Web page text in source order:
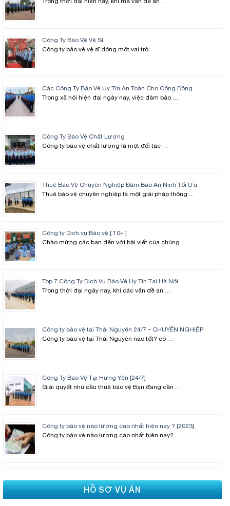
Công Ty Bảo Vệ Vệ Sĩ
Công ty bảo vệ vệ sĩ đóng một vai trò …
Các Công Ty Bảo Vệ Uy Tín An Toàn Cho Cộng Đồng
Trong xã hội hiện đại ngày nay, việc đảm bảo …
Công Ty Bảo Vệ Chất Lượng
Công ty bảo vệ chất lượng là một đối tác …
Thuê Bảo Vệ Chuyên Nghiệp Đảm Bảo An Ninh Tối Ưu
Thuê bảo vệ chuyên nghiệp là một giải pháp thông …
Công ty Dịch vụ Bảo vệ [ 10+ ]
Chào mừng các bạn đến với bài viết của chúng …
Top 7 Công Ty Dịch Vụ Bảo Vệ Uy Tín Tại Hà Nội
Trong thời đại ngày nay, khi các vấn đề an …
Công ty bảo vệ tại Thái Nguyên 24/7 – CHUYÊN NGHIỆP
Công ty bảo vệ tại Thái Nguyên nào tốt? có …
Công Ty Bảo Vệ Tại Hưng Yên [24/7]
Giải quyết nhu cầu thuê bảo vệ Bạn đang cần …
Công ty bảo vệ nào lương cao nhất hiện nay ? [2023]
Công ty bảo vệ nào lương cao nhất hiện nay? …
HỒ SƠ VỤ ÁN